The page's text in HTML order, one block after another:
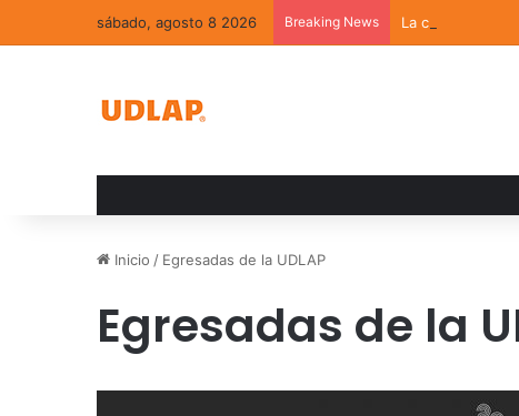
sábado, agosto 8 2026 Breaking News La convivencia
Inicio / Egresadas de la UDLAP
Egresadas de la